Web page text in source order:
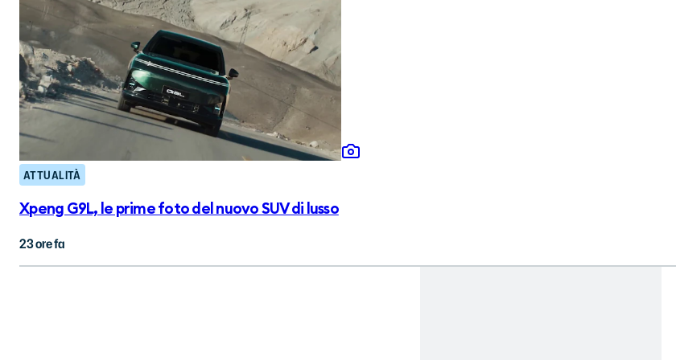
ATTUALITÀ
Xpeng G9L, le prime foto del nuovo SUV di lusso
23 ore fa